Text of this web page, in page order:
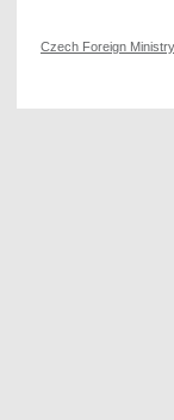
Czech Foreign Ministry